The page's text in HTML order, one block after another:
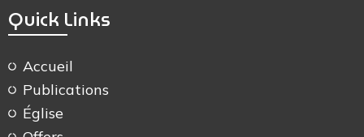
Quick Links
Accueil
Publications
Église